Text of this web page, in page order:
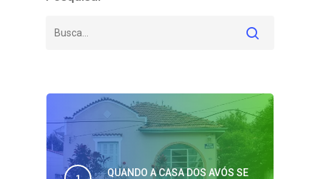
QUANDO A CASA DOS AVÓS SE